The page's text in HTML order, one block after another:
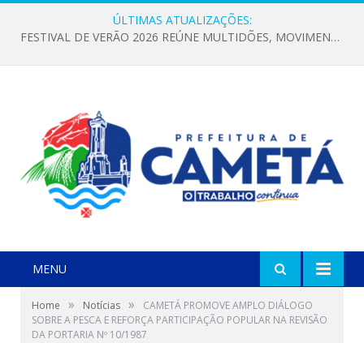
ÚLTIMAS ATUALIZAÇÕES:
FESTIVAL DE VERÃO 2026 REÚNE MULTIDÕES, MOVIMENTA A ECONOMIA E FORTALECE A CULTURA LOCAL
MENU
Home » Notícias »
CAMETÁ PROMOVE AMPLO DIÁLOGO
SOBRE A PESCA E REFORÇA PARTICIPAÇÃO POPULAR NA REVISÃO
DA PORTARIA Nº 10/1987